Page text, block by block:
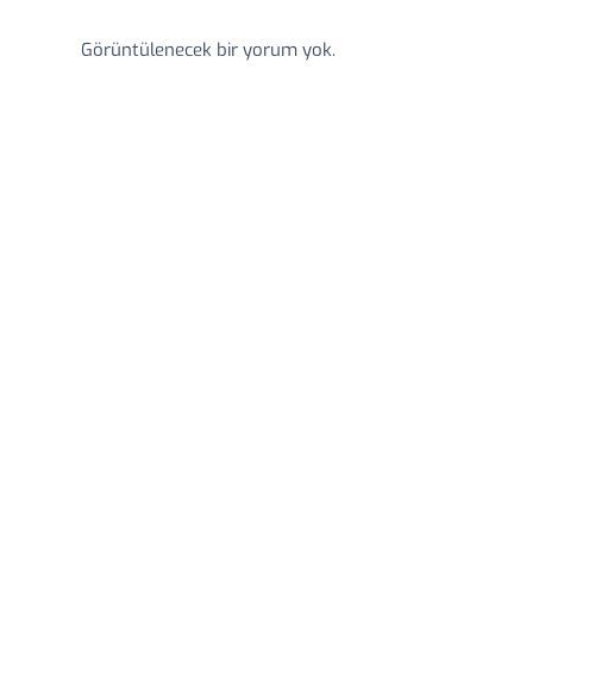
Görüntülenecek bir yorum yok.